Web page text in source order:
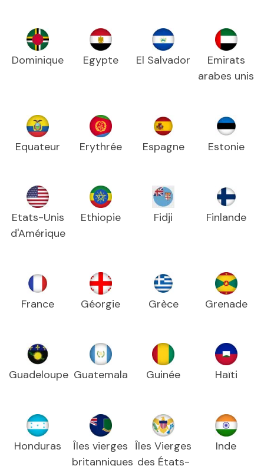
Dominique Egypte El Salvador
Emirats
arabes unis
Equateur Erythrée Espagne Estonie
Etats-Unis
d'Amérique
Ethiopie Fidji Finlande
France Géorgie Grèce Grenade
Guadeloupe Guatemala Guinée Haïti
Honduras
Îles vierges
britanniques
Îles Vierges
des États-
Inde